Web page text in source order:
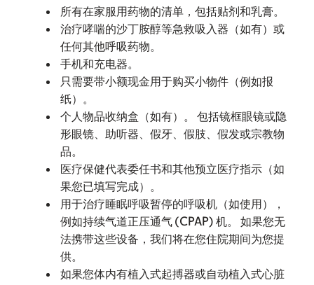
所有在家服用药物的清单，包括贴剂和乳膏。
治疗哮喘的沙丁胺醇等急救吸入器（如有）或
任何其他呼吸药物。
手机和充电器。
只需要带小额现金用于购买小物件（例如报
纸）。
个人物品收纳盒（如有）。 包括镜框眼镜或隐
形眼镜、助听器、假牙、假肢、假发或宗教物
品。
医疗保健代表委任书和其他预立医疗指示（如
果您已填写完成）。
用于治疗睡眠呼吸暂停的呼吸机（如使用），
例如持续气道正压通气 (CPAP) 机。 如果您无
法携带这些设备，我们将在您住院期间为您提
供。
如果您体内有植入式起搏器或自动植入式心脏